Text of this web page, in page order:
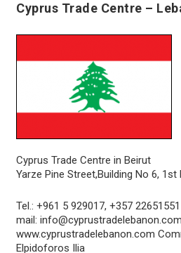
Cyprus Trade Centre –
Cyprus Trade Centre in Beirut
Yarze Pine Street,Building No 6, 1st
Tel.: +961 5 929017, +357
mail:info@cyprustradelebanon.com
www.cyprustradelebanon.com
Elpidoforos Ilia